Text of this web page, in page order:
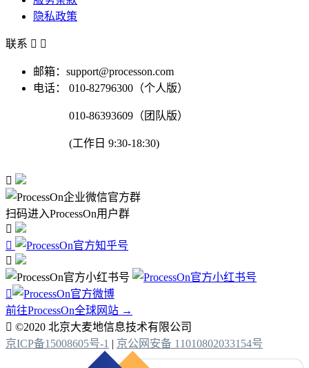
隐私政策
联系  
邮箱：support@processon.com
电话：
010-82796300（个人版）
010-86393609（团队版）
(工作日 9:30-18:30)

扫码进入ProcessOn用户群




前往ProcessOn全球网站 →
 ©2020 北京大麦地信息技术有限公司
京ICP备15008605号-1 | 京公网安备 11010802033154号